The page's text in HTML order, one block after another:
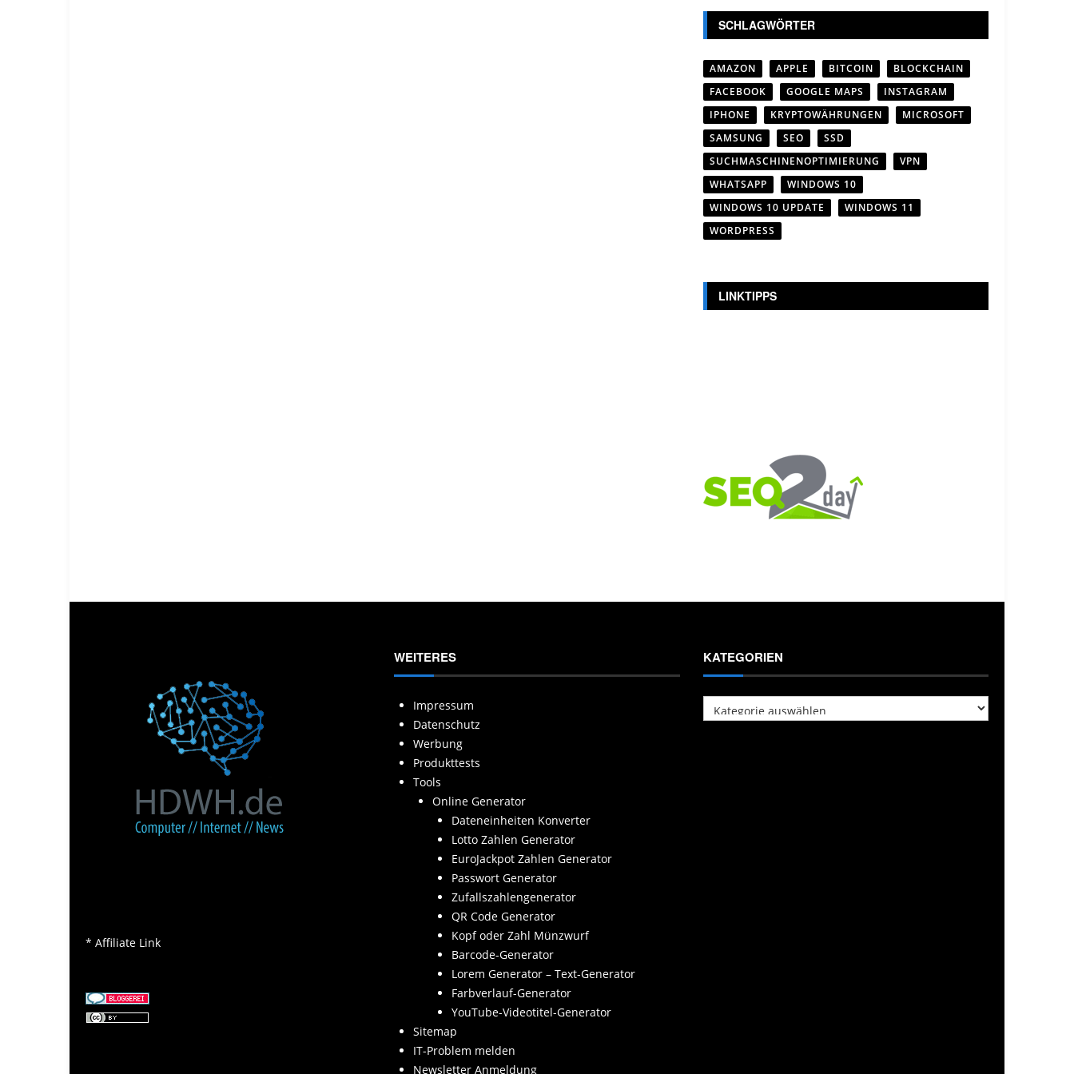
SCHLAGWÖRTER
AMAZON APPLE BITCOIN
BLOCKCHAIN
FACEBOOK
GOOGLE MAPS
INSTAGRAM
IPHONE
KRYPTOWÄHRUNGEN
MICROSOFT
SAMSUNG
SEO
SSD
SUCHMASCHINENOPTIMIERUNG
VPN
WHATSAPP
WINDOWS 10
WINDOWS 10 UPDATE
WINDOWS 11
WORDPRESS
LINKTIPPS
* Affiliate Link
WEITERES
Impressum
Datenschutz
Werbung
Produkttests
Tools
Online Generator
Dateneinheiten Konverter
Lotto Zahlen Generator
EuroJackpot Zahlen Generator
Passwort Generator
Zufallszahlengenerator
QR Code Generator
Kopf oder Zahl Münzwurf
Barcode-Generator
Lorem Generator – Text-Generator
Farbverlauf-Generator
YouTube-Videotitel-Generator
Sitemap
IT-Problem melden
Newsletter Anmeldung
KATEGORIEN
Kategorien